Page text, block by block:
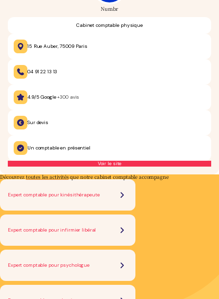
Numbr
Cabinet comptable physique
15 Rue Auber, 75009 Paris
04 91 22 13 13
4.9/5 Google+300 avis
Sur devis
Un comptable en présentiel
Voir le site
Découvreztoutes les activitésque notre cabinet comptable accompagne
Expert comptable pour kinésithérapeute
Expert comptable pour infirmier libéral
Expert comptable pour psychologue